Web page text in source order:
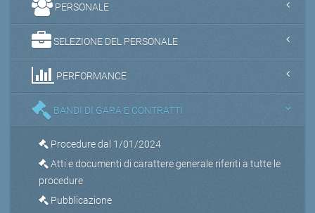
PERSONALE
SELEZIONE DEL PERSONALE
PERFORMANCE
BANDI DI GARA E CONTRATTI
Procedure dal 1/01/2024
Atti e documenti di carattere generale riferiti a tutte le
procedure
Pubblicazione